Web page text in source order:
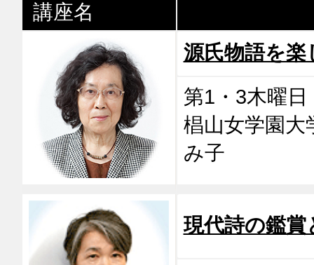
講座名
源氏物語を楽
第1・3木曜
椙山女学園
み子
現代詩の鑑賞